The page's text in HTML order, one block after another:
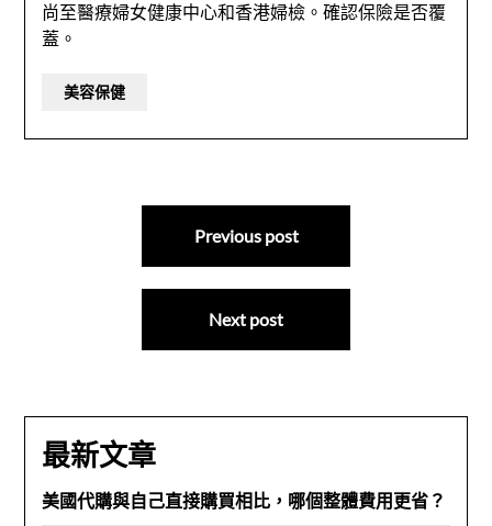
尚至醫療婦女健康中心和香港婦檢。確認保險是否覆
蓋。
美容保健
Previous post
Next post
最新文章
美國代購與自己直接購買相比，哪個整體費用更省？